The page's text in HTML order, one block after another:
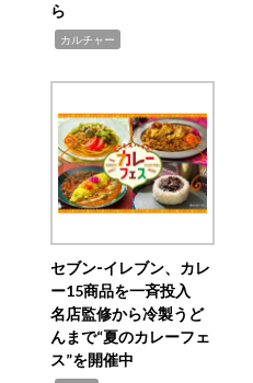
ら
カルチャー
セブン‐イレブン、カレ
ー15商品を一斉投入
名店監修から冷製うど
んまで“夏のカレーフェ
ス”を開催中